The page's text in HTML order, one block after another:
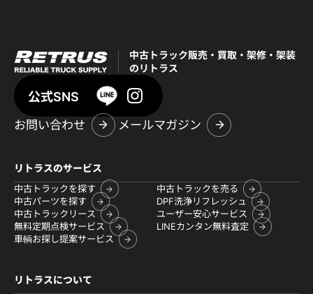
中古トラック販売・買取・架修・架装
のリトラス
公式SNS
お問い合わせ
メールマガジン
リトラスのサービス
中古トラックを探す
中古トラックを売る
中古パーツを探す
DPF洗浄リフレッシュ
中古トラックリース
ユーザー安心サービス
無料定期点検サービス
LINEカンタン無料査定
車輌お探し提案サービス
リトラスについて